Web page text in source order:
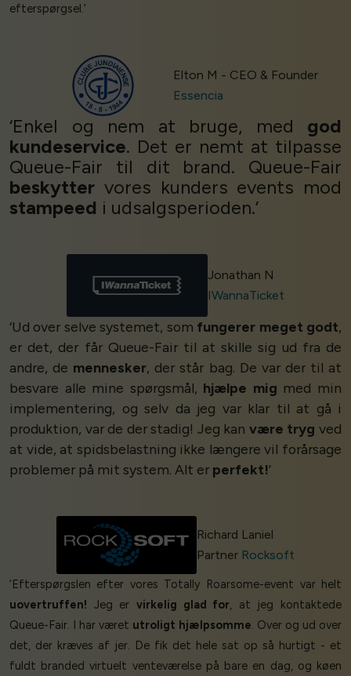
efterspørgsel.’
Elton M - CEO & Founder
Essencia
‘Enkel og nem at bruge, med god
kundeservice. Det er nemt at tilpasse
Queue-Fair til dit brand. Queue-Fair
beskytter vores kunders events mod
stampeed i udsalgsperioden.’
Jonathan N
IWannaTicket
‘Ud over selve systemet, som fungerer meget godt,
er det, der får Queue-Fair til at skille sig ud fra de
andre, de mennesker, der står bag. De var der til at
besvare alle mine spørgsmål, hjælpe mig med min
implementering, og selv da jeg var klar til at gå i
produktion, var de der stadig! Jeg kan være tryg ved
at vide, at spidsbelastning ikke længere vil forårsage
problemer på mit system. Alt er perfekt!’
Richard Laniel
Partner Rocksoft
‘Efterspørgslen efter vores Totally Roarsome-event var helt
uovertruffen! Jeg er virkelig glad for , at jeg kontaktede
Queue-Fair. I har været utroligt hjælpsomme . Over og ud over
det, der kræves af jer. De fik det hele sat op så hurtigt - et
fuldt branded virtuelt venteværelse på bare en dag, og køen